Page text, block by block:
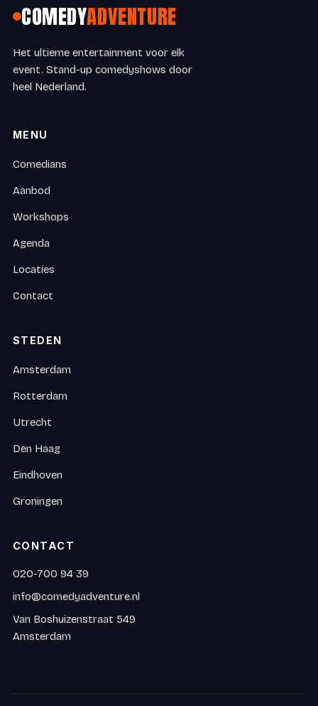
COMEDYADVENTURE
Het ultieme entertainment voor elk
event. Stand-up comedyshows door
heel Nederland.
MENU
Comedians
Aanbod
Workshops
Agenda
Locaties
Contact
STEDEN
Amsterdam
Rotterdam
Utrecht
Den Haag
Eindhoven
Groningen
CONTACT
020-700 94 39
info@comedyadventure.nl
Van Boshuizenstraat 549
Amsterdam